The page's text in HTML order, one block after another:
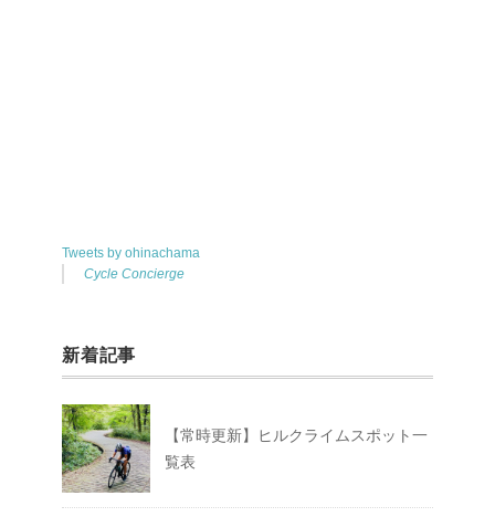
Tweets by ohinachama
Cycle Concierge
新着記事
【常時更新】ヒルクライムスポット一
覧表